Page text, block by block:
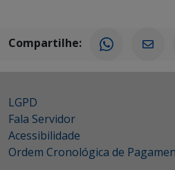
Compartilhe:
LGPD
Fala Servidor
Acessibilidade
Ordem Cronológica de